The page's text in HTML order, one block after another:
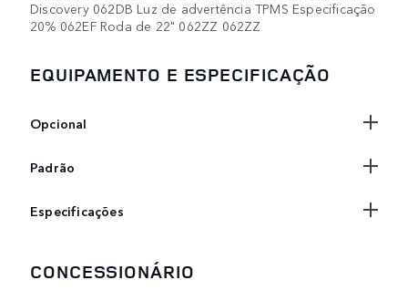
Discovery 062DB Luz de advertência TPMS Especificação
20% 062EF Roda de 22" 062ZZ 062ZZ
EQUIPAMENTO E ESPECIFICAÇÃO
Opcional
Padrão
Especificações
CONCESSIONÁRIO